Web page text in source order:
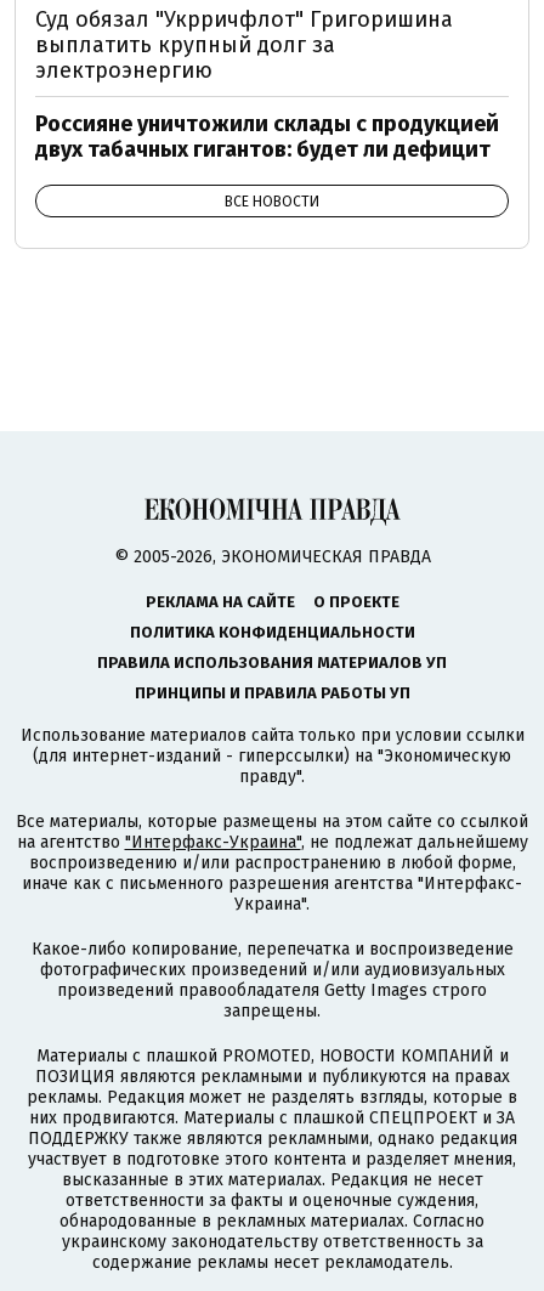
Суд обязал "Укрричфлот" Григоришина
выплатить крупный долг за
электроэнергию
Россияне уничтожили склады с продукцией
двух табачных гигантов: будет ли дефицит
ВСЕ НОВОСТИ
© 2005-2026, ЭКОНОМИЧЕСКАЯ ПРАВДА
РЕКЛАМА НА САЙТЕ
О ПРОЕКТЕ
ПОЛИТИКА КОНФИДЕНЦИАЛЬНОСТИ
ПРАВИЛА ИСПОЛЬЗОВАНИЯ МАТЕРИАЛОВ УП
ПРИНЦИПЫ И ПРАВИЛА РАБОТЫ УП
Использование материалов сайта только при условии ссылки
(для интернет-изданий - гиперссылки) на "Экономическую
правду".
Все материалы, которые размещены на этом сайте со ссылкой
на агентство "Интерфакс-Украина", не подлежат дальнейшему
воспроизведению и/или распространению в любой форме,
иначе как с письменного разрешения агентства "Интерфакс-
Украина".
Какое-либо копирование, перепечатка и воспроизведение
фотографических произведений и/или аудиовизуальных
произведений правообладателя Getty Images строго
запрещены.
Материалы с плашкой PROMOTED, НОВОСТИ КОМПАНИЙ и
ПОЗИЦИЯ являются рекламными и публикуются на правах
рекламы. Редакция может не разделять взгляды, которые в
них продвигаются. Материалы с плашкой СПЕЦПРОЕКТ и ЗА
ПОДДЕРЖКУ также являются рекламными, однако редакция
участвует в подготовке этого контента и разделяет мнения,
высказанные в этих материалах. Редакция не несет
ответственности за факты и оценочные суждения,
обнародованные в рекламных материалах. Согласно
украинскому законодательству ответственность за
содержание рекламы несет рекламодатель.